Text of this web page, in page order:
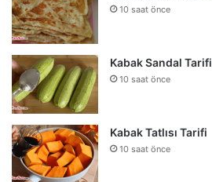
10 saat önce
Kabak Sandal Tarifi
10 saat önce
Kabak Tatlısı Tarifi
10 saat önce